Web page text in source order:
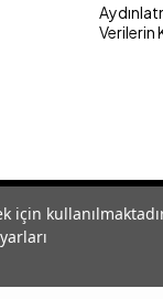
için
Verilerin